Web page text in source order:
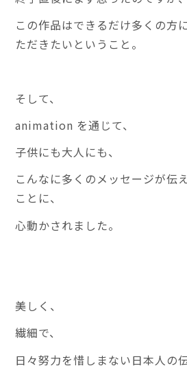
この作品はできるだけ多くの方
ただきたいということ。
そして、
animation を通じて、
子供にも大人にも、
こんなに多くのメッセージが伝
ことに、
心動かされました。
美しく、
繊細で、
日々努力を惜しまない日本人の